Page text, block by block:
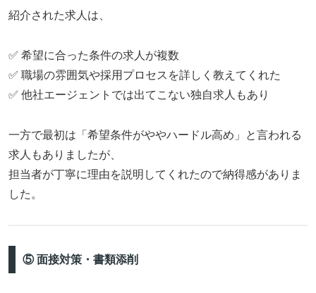
紹介された求人は、
✅ 希望に合った条件の求人が複数
✅ 職場の雰囲気や採用プロセスを詳しく教えてくれた
✅ 他社エージェントでは出てこない独自求人もあり
一方で最初は「希望条件がややハードル高め」と言われる
求人もありましたが、
担当者が丁寧に理由を説明してくれたので納得感がありま
した。
⑤ 面接対策・書類添削